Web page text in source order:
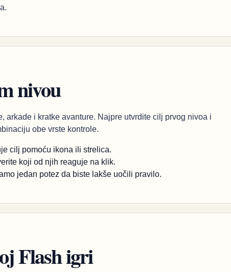
nivou
arkade i kratke avanture. Najpre utvrdite cilj prvog nivoa i
obe vrste kontrole.
cilj pomoću ikona ili strelica.
koji od njih reaguje na klik.
jedan potez da biste lakše uočili pravilo.
Flash igri